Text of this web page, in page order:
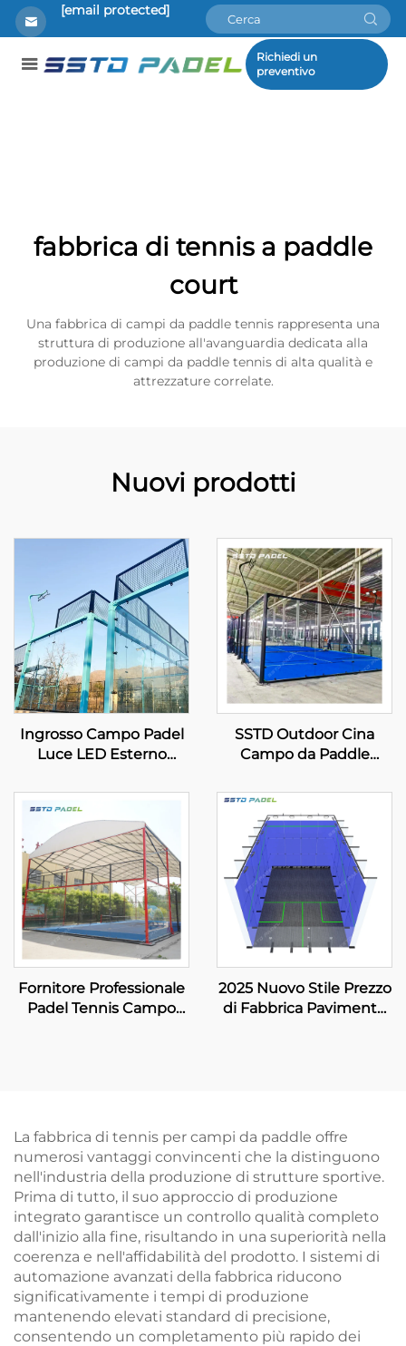
[email protected]
Richiedi un
preventivo
fabbrica di tennis a paddle
court
Una fabbrica di campi da paddle tennis rappresenta una
struttura di produzione all'avanguardia dedicata alla
produzione di campi da paddle tennis di alta qualità e
attrezzature correlate.
Nuovi prodotti
Ingrosso Campo Padel
Luce LED Esterno
Vista Completa Campo
Paddle Panoramico 001-
1
SSTD Outdoor Cina
Campo da Paddle
Professionale Campo di
Padel Classico
Tecnologia Avanzata per
Club di Padel 001-2
Fornitore Professionale
Padel Tennis Campo
2025 Nuovo Stile Prezzo
di Fabbrica Pavimento
La fabbrica di tennis per campi da paddle offre
numerosi vantaggi convincenti che la distinguono
nell'industria della produzione di strutture sportive.
Prima di tutto, il suo approccio di produzione
integrato garantisce un controllo qualità completo
dall'inizio alla fine, risultando in una superiorità nella
coerenza e nell'affidabilità del prodotto. I sistemi di
automazione avanzati della fabbrica riducono
significativamente i tempi di produzione
mantenendo elevati standard di precisione,
consentendo un completamento più rapido dei